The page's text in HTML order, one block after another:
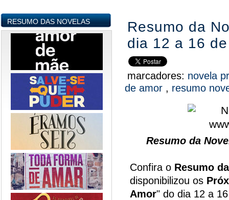
RESUMO DAS NOVELAS
Resumo da
dia 12 a 16
marcadores: novela
de amor , resumo
Resumo da
Confira o Resumo
disponibilizou os
Amor" do dia 12 a